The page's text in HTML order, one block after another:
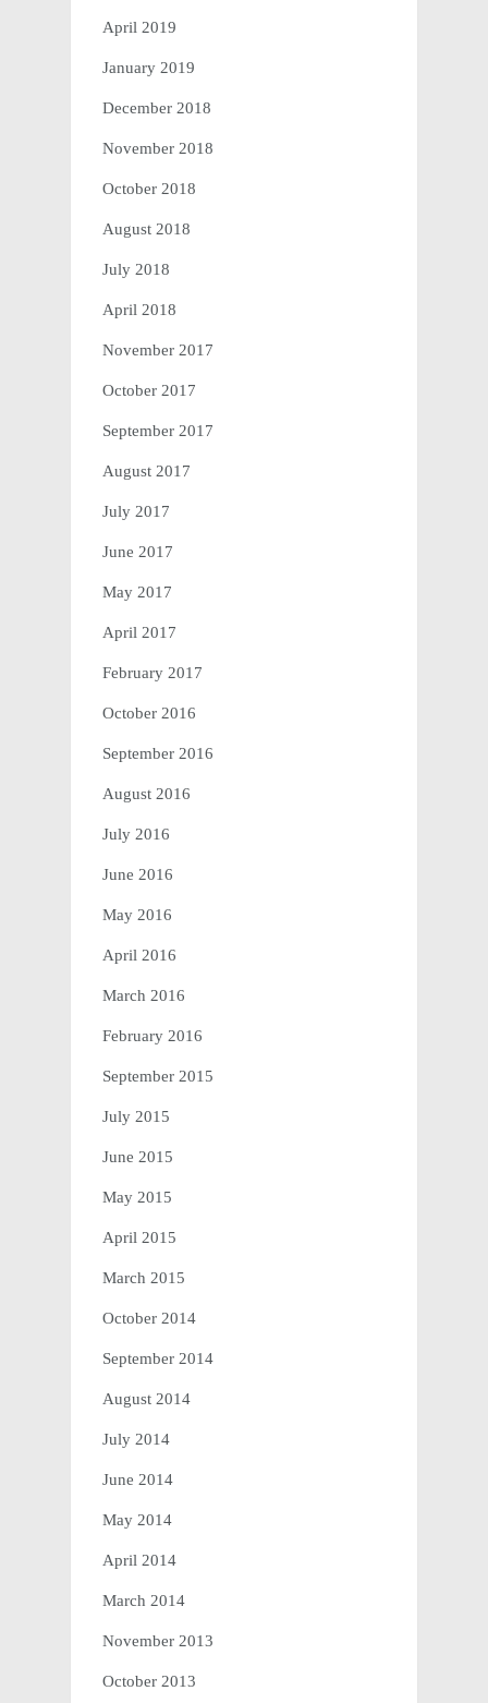
April 2019
January 2019
December 2018
November 2018
October 2018
August 2018
July 2018
April 2018
November 2017
October 2017
September 2017
August 2017
July 2017
June 2017
May 2017
April 2017
February 2017
October 2016
September 2016
August 2016
July 2016
June 2016
May 2016
April 2016
March 2016
February 2016
September 2015
July 2015
June 2015
May 2015
April 2015
March 2015
October 2014
September 2014
August 2014
July 2014
June 2014
May 2014
April 2014
March 2014
November 2013
October 2013